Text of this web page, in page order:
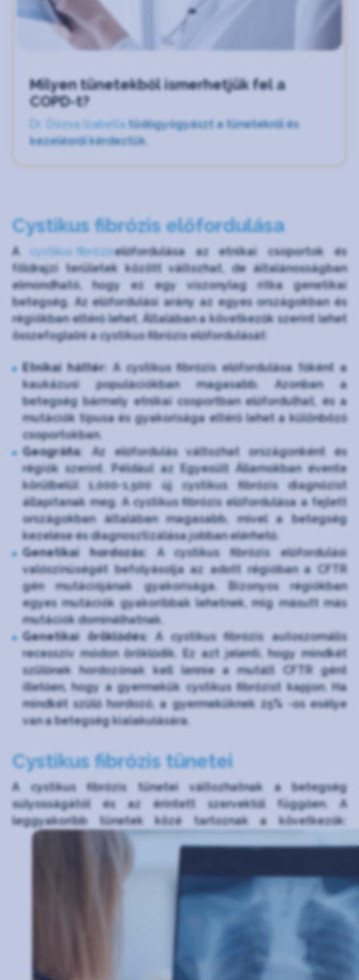
Milyen tünetekből ismerhetjük fel a
COPD-t?
Dr. Dózsa Izabella tüdőgyógyászt a tünetekről és
kezelésről kérdeztük.
Cystikus fibrózis előfordulása
A cystikus fibróziselőfordulása az etnikai csoportok és
földrajzi területek között változhat, de általánosságban
elmondható, hogy ez egy viszonylag ritka genetikai
betegség. Az előfordulási arány az egyes országokban és
régiókban eltérő lehet. Általában a következők szerint lehet
összefoglalni a cystikus fibrózis előfordulását:
Etnikai háttér: A cystikus fibrózis előfordulása főként a
kaukázusi populációkban magasabb. Azonban a
betegség bármely etnikai csoportban előfordulhat, és a
mutációk típusa és gyakorisága eltérő lehet a különböző
csoportokban.
Geográfia: Az előfordulás változhat országonként és
régiók szerint. Például az Egyesült Államokban évente
körülbelül 1,000-1,500 új cystikus fibrózis diagnózist
állapítanak meg. A cystikus fibrózis előfordulása a fejlett
országokban általában magasabb, mivel a betegség
kezelése és diagnosztizálása jobban elérhető.
Genetikai hordozás: A cystikus fibrózis előfordulási
valószínűségét befolyásolja az adott régióban a CFTR
gén mutációjának gyakorisága. Bizonyos régiókban
egyes mutációk gyakoribbak lehetnek, míg másutt más
mutációk dominálhatnak.
Genetikai öröklődés:
A cystikus fibrózis autoszomális
recesszív módon öröklődik. Ez azt jelenti, hogy mindkét
szülőnek hordozónak kell lennie a mutált CFTR gént
illetően, hogy a gyermekük cystikus fibrózist kapjon. Ha
mindkét szülő hordozó, a gyermeküknek 25% -os esélye
van a betegség kialakulására.
Cystikus fibrózis tünetei
A cystikus fibrózis tünetei változhatnak a betegség
súlyosságától és az érintett szervektől függően. A
leggyakoribb tünetek közé tartoznak a következők: